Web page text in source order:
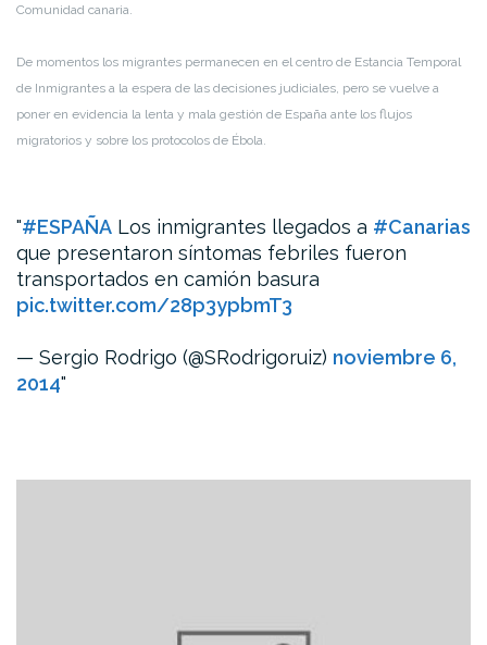
Comunidad canaria.
De momentos los migrantes permanecen en el centro de Estancia Temporal
de Inmigrantes a la espera de las decisiones judiciales, pero se vuelve a
poner en evidencia la lenta y mala gestión de España ante los flujos
migratorios y sobre los protocolos de Ébola.
#ESPAÑA Los inmigrantes llegados a #Canarias
que presentaron síntomas febriles fueron
transportados en camión basura
pic.twitter.com/28p3ypbmT3
— Sergio Rodrigo (@SRodrigoruiz) noviembre 6,
2014